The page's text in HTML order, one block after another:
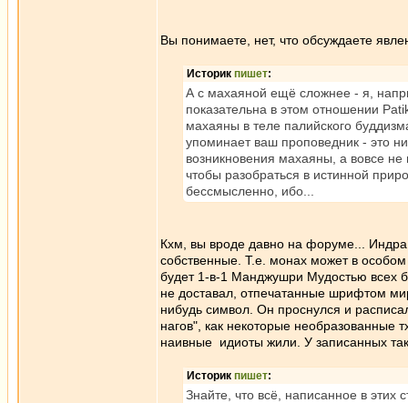
Вы понимаете, нет, что обсуждаете
Историк пишет:
А с махаяной ещё сложнее - я,
показательна в этом отношении
махаяны в теле палийского
упоминает ваш проповедник - это
возникновения махаяны, а вовсе
чтобы разобраться в истинной
бессмысленно, ибо...
Кхм, вы вроде давно на форуме...
собственные. Т.е. монах может в
будет 1-в-1 Манджушри Мудостью всех
не доставал, отпечатанные шрифтом
нибудь символ. Он проснулся и
нагов", как некоторые необразованные
наивные идиоты жили. У записанных
Историк пишет:
Знайте, что всё, написанное в этих